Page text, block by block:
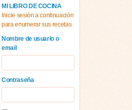
MI LIBRO DE COCINA
Inicie sesión a continuación
para enumerar sus recetas
Nombre de usuario o
email
Contraseña